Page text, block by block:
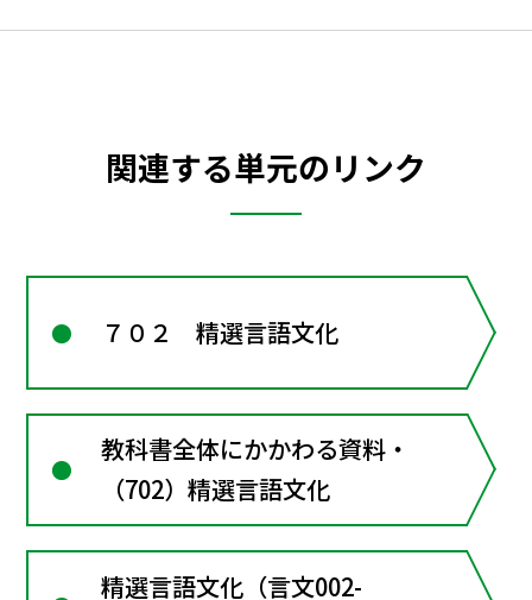
関連する単元のリンク
７０２ 精選言語文化
教科書全体にかかわる資料・
（702）精選言語文化
精選言語文化（言文002-